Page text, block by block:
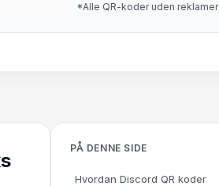
*Alle QR-koder uden reklamer
PÅ DENNE SIDE
Hvordan Discord QR koder